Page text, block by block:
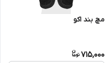
مچ بند اکو
715,000